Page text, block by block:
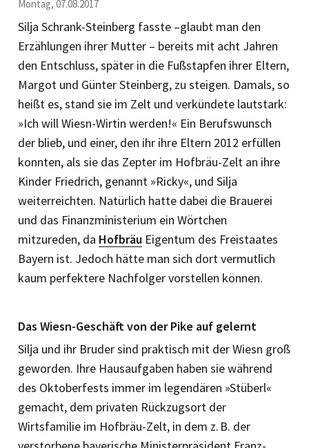
Montag, 07.08.2017
Silja Schrank-Steinberg fasste –glaubt man den
Erzählungen ihrer Mutter – bereits mit acht Jahren
den Entschluss, später in die Fußstapfen ihrer Eltern,
Margot und Günter Steinberg, zu steigen. Damals, so
heißt es, stand sie im Zelt und verkündete lautstark:
»Ich will Wiesn-Wirtin werden!« Ein Berufswunsch
der blieb, und einer, den ihr ihre Eltern 2012 erfüllen
konnten, als sie das Zepter im Hofbräu-Zelt an ihre
Kinder Friedrich, genannt »Ricky«, und Silja
weiterreichten. Natürlich hatte dabei die Brauerei
und das Finanzministerium ein Wörtchen
mitzureden, da Hofbräu Eigentum des Freistaates
Bayern ist. Jedoch hätte man sich dort vermutlich
kaum perfektere Nachfolger vorstellen können.
Das Wiesn-Geschäft von der Pike auf gelernt
Silja und ihr Bruder sind praktisch mit der Wiesn groß
geworden. Ihre Hausaufgaben haben sie während
des Oktoberfests immer im legendären »Stüberl«
gemacht, dem privaten Rückzugsort der
Wirtsfamilie im Hofbräu-Zelt, in dem z. B. der